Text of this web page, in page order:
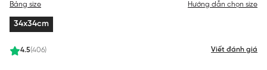
4.5(406) Viết đánh giá
Bảng size Hướng dẫn chọn size
34x34cm